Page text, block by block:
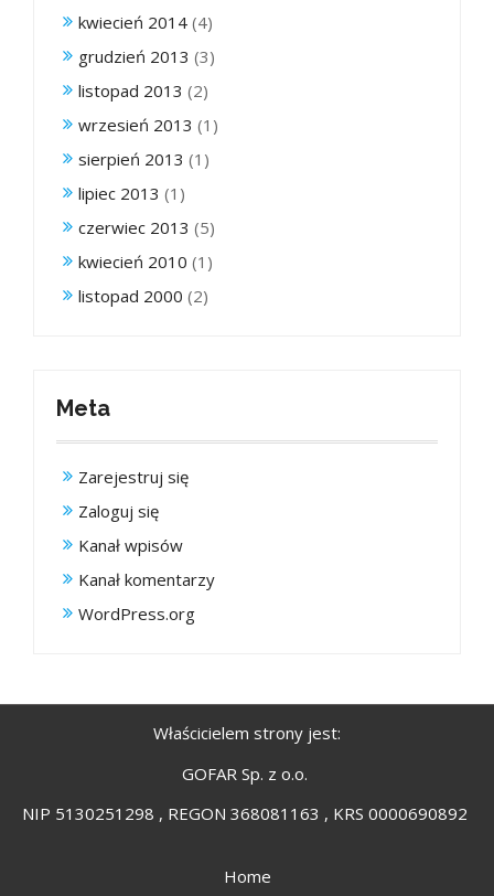
kwiecień 2014 (4)
grudzień 2013 (3)
listopad 2013 (2)
wrzesień 2013 (1)
sierpień 2013 (1)
lipiec 2013 (1)
czerwiec 2013 (5)
kwiecień 2010 (1)
listopad 2000 (2)
Meta
Zarejestruj się
Zaloguj się
Kanał wpisów
Kanał komentarzy
WordPress.org
Właścicielem strony jest:
GOFAR Sp. z o.o.
NIP 5130251298 , REGON 368081163 , KRS 0000690892
Home